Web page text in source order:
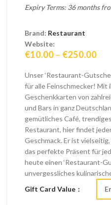
Expiry Terms: 36 months
Brand: Restaurant
Website:
€10.00 – €250.00Price
Unser ‘Restaurant-
für alle Feinschmecker! Mit
Geschenkkarten von
und Bars in ganz
gemütliches Café,
Restaurant, hier findet
Geschmack. Er ist
das perfekte Präsent für
heute einen ‘Restaurant-
unvergessliches
Gift Card Value